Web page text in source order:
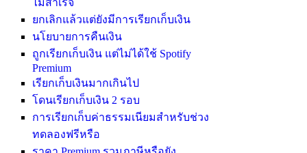
ยกเลิกแล้วแต่ยังมีการเรียกเก็บเงิน
นโยบายการคืนเงิน
ถูกเรียกเก็บเงิน แต่ไม่ได้ใช้ Spotify
Premium
เรียกเก็บเงินมากเกินไป
โดนเรียกเก็บเงิน 2 รอบ
การเรียกเก็บค่าธรรมเนียมสำหรับช่วง
ทดลองฟรีหรือ